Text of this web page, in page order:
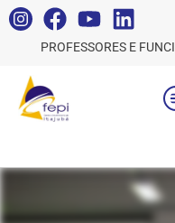
PROFESSORES E